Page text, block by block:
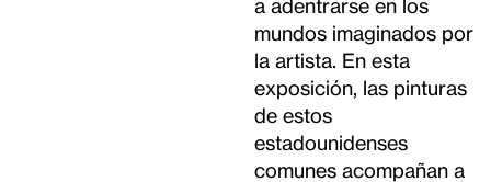
a adentrarse en los
mundos imaginados por
la artista. En esta
exposición, las pinturas
de estos
estadounidenses
comunes acompañan a